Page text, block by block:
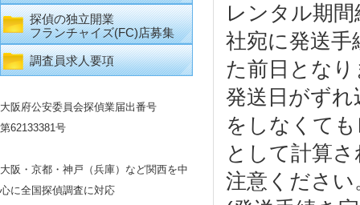
探偵の独立開業
フランチャイズ(FC)店募集
調査員求人要項
大阪府公安委員会探偵業届出番号
第62133381号
大阪・京都・神戸（兵庫）など関西を中
心に全国探偵調査に対応
レンタル期
社宛に発送手
た前日とな
発送日がず
をしなくて
として計算
注意ください